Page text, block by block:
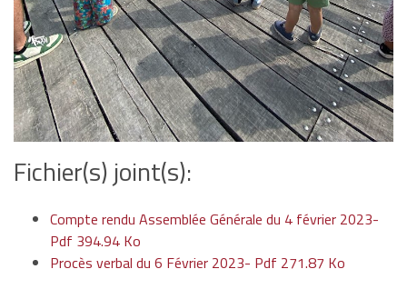
Fichier(s) joint(s):
Compte rendu Assemblée Générale du 4 février 2023-
Pdf 394.94 Ko
Procès verbal du 6 Février 2023- Pdf 271.87 Ko